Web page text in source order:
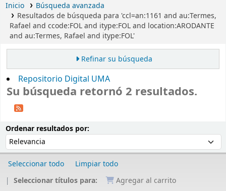
Inicio
Búsqueda avanzada
Resultados de búsqueda para 'ccl=an:1161 and au:Termes,
Rafael and ccode:FOL and itype:FOL and location:ARODANTE
and au:Termes, Rafael and itype:FOL'
Refinar su búsqueda
Repositorio Digital UMA
Su búsqueda retornó 2 resultados.
Ordenar resultados por:
Seleccionar todo
Limpiar todo
Seleccionar títulos para:
Agregar al carrito